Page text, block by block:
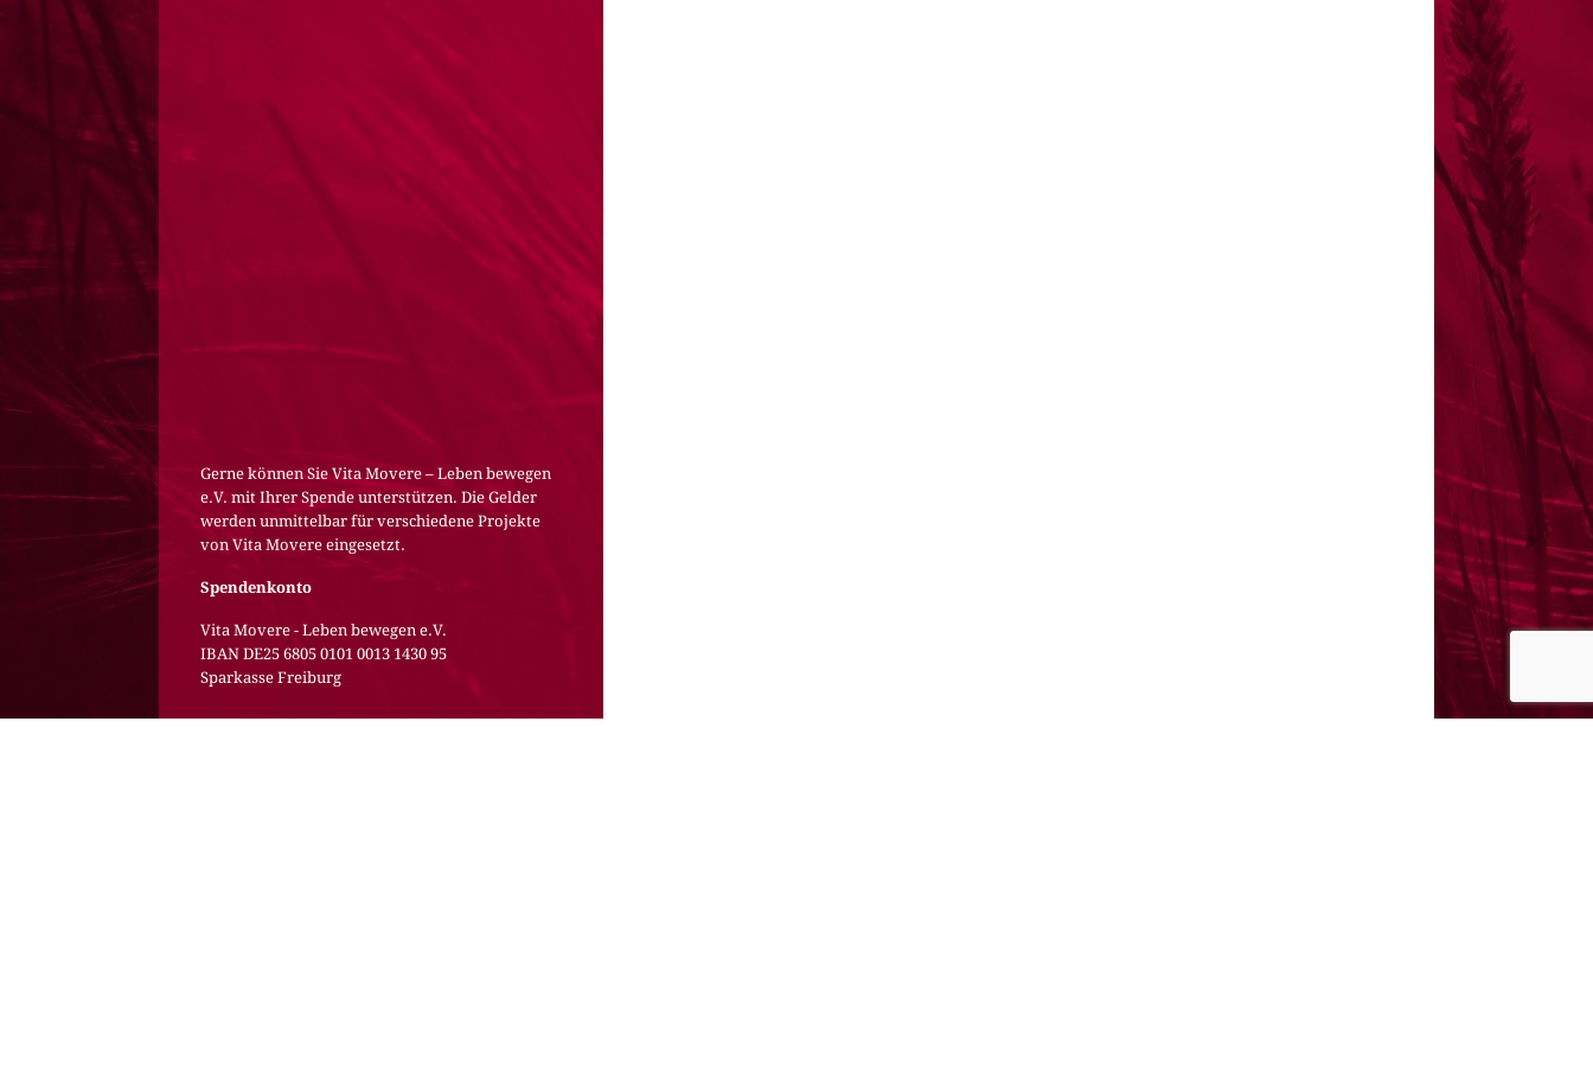
Gerne können Sie Vita Movere – Leben bewegen
e.V. mit Ihrer Spende unterstützen. Die Gelder
werden unmittelbar für verschiedene Projekte
von Vita Movere eingesetzt.
Spendenkonto
Vita Movere - Leben bewegen e.V.
IBAN DE25 6805 0101 0013 1430 95
Sparkasse Freiburg